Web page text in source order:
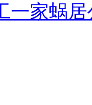
一家蜗